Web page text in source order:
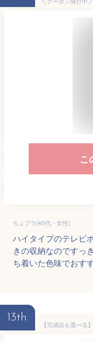
こ
ちょプラ(40代・女性)
ハイタイプのテレビ
きの収納なのですっ
ち着いた色味でおす
13th